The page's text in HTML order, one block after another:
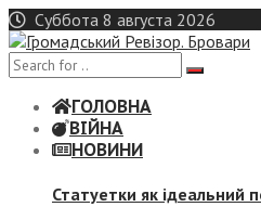
Skip
to
content
Суббота 8 августа 2026
ГОЛОВНА
ВІЙНА
НОВИНИ
Статуетки як ідеальний